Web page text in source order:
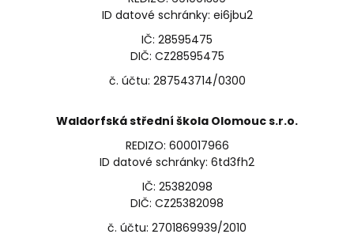
ID datové schránky: ei6jbu2
IČ: 28595475
DIČ: CZ28595475
č. účtu: 287543714/0300
Waldorfská střední škola Olomouc s.r.o.
REDIZO: 600017966
ID datové schránky: 6td3fh2
IČ: 25382098
DIČ: CZ25382098
č. účtu: 2701869939/2010